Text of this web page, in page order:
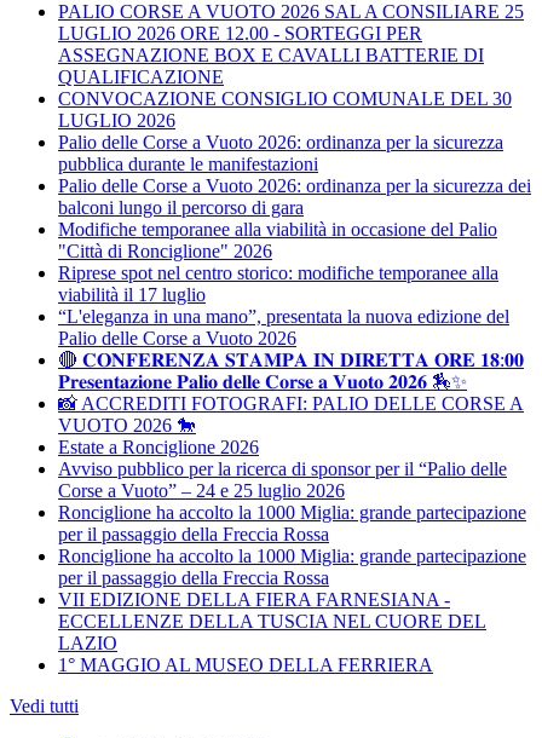
PALIO CORSE A VUOTO 2026 SAL A CONSILIARE 25
LUGLIO 2026 ORE 12.00 - SORTEGGI PER
ASSEGNAZIONE BOX E CAVALLI BATTERIE DI
QUALIFICAZIONE
CONVOCAZIONE CONSIGLIO COMUNALE DEL 30
LUGLIO 2026
Palio delle Corse a Vuoto 2026: ordinanza per la sicurezza
pubblica durante le manifestazioni
Palio delle Corse a Vuoto 2026: ordinanza per la sicurezza dei
balconi lungo il percorso di gara
Modifiche temporanee alla viabilità in occasione del Palio
"Città di Ronciglione" 2026
Riprese spot nel centro storico: modifiche temporanee alla
viabilità il 17 luglio
“L'eleganza in una mano”, presentata la nuova edizione del
Palio delle Corse a Vuoto 2026
🔴 𝐂𝐎𝐍𝐅𝐄𝐑𝐄𝐍𝐙𝐀 𝐒𝐓𝐀𝐌𝐏𝐀 𝐈𝐍 𝐃𝐈𝐑𝐄𝐓𝐓𝐀 𝐎𝐑𝐄 𝟏𝟖:𝟎𝟎
𝐏𝐫𝐞𝐬𝐞𝐧𝐭𝐚𝐳𝐢𝐨𝐧𝐞 𝐏𝐚𝐥𝐢𝐨 𝐝𝐞𝐥𝐥𝐞 𝐂𝐨𝐫𝐬𝐞 𝐚 𝐕𝐮𝐨𝐭𝐨 𝟐𝟎𝟐𝟔 🏇✨
📸 ACCREDITI FOTOGRAFI: PALIO DELLE CORSE A
VUOTO 2026 🐎
Estate a Ronciglione 2026
Avviso pubblico per la ricerca di sponsor per il “Palio delle
Corse a Vuoto” – 24 e 25 luglio 2026
Ronciglione ha accolto la 1000 Miglia: grande partecipazione
per il passaggio della Freccia Rossa
Ronciglione ha accolto la 1000 Miglia: grande partecipazione
per il passaggio della Freccia Rossa
VII EDIZIONE DELLA FIERA FARNESIANA -
ECCELLENZE DELLA TUSCIA NEL CUORE DEL
LAZIO
1° MAGGIO AL MUSEO DELLA FERRIERA
Vedi tutti